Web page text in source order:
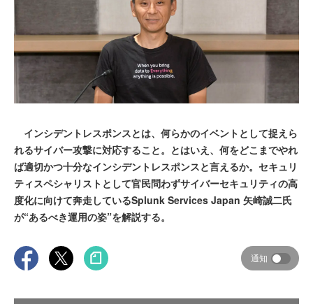
インシデントレスポンスとは、何らかのイベントとして捉えら
れるサイバー攻撃に対応すること。とはいえ、何をどこまでやれ
ば適切かつ十分なインシデントレスポンスと言えるか。セキュリ
ティスペシャリストとして官民問わずサイバーセキュリティの高
度化に向けて奔走しているSplunk Services Japan 矢崎誠二氏
が“あるべき運用の姿”を解説する。
通知